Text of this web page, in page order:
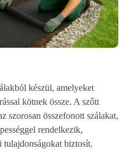
készül, amelyeket
kötnek össze. A szőtt
szorosan összefonott szálakat,
rendelkezik,
tulajdonságokat biztosít.